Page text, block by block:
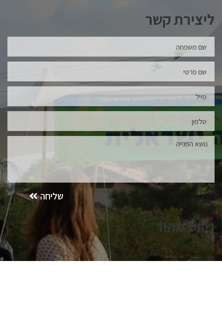
ניווט מהיר
ללמוד
לעשות
ליצירת קשר
שליחה